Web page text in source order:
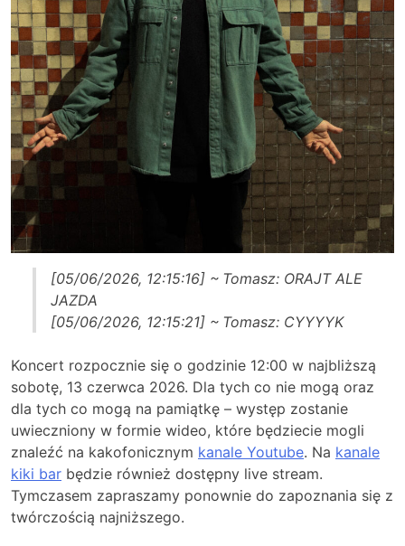
[05/06/2026, 12:15:16] ~ Tomasz: ORAJT ALE
JAZDA
[05/06/2026, 12:15:21] ~ Tomasz: CYYYYK
Koncert rozpocznie się o godzinie 12:00 w najbliższą
sobotę, 13 czerwca 2026. Dla tych co nie mogą oraz
dla tych co mogą na pamiątkę – występ zostanie
uwieczniony w formie wideo, które będziecie mogli
znaleźć na kakofonicznym kanale Youtube. Na kanale
kiki bar będzie również dostępny live stream.
Tymczasem zapraszamy ponownie do zapoznania się z
twórczością najniższego.